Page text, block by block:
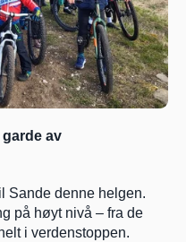
av
Sande denne helgen.
på høyt nivå – fra de
i verdenstoppen.